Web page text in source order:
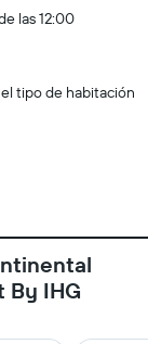
las 12:00
tipo de habitación
By IHG